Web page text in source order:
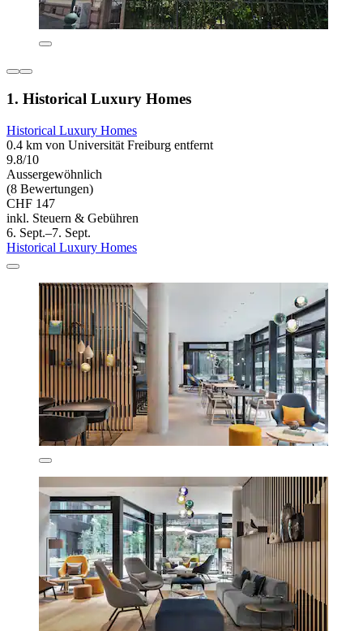
1. Historical Luxury Homes
Historical Luxury Homes
0.4 km von Universität Freiburg entfernt
9.8/10
Aussergewöhnlich
(8 Bewertungen)
CHF 147
inkl. Steuern & Gebühren
6. Sept.–7. Sept.
Historical Luxury Homes